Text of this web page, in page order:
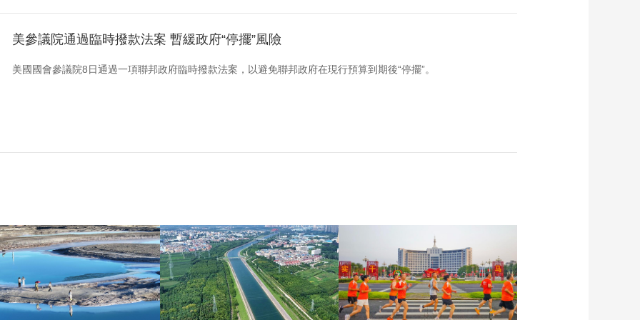
美參議院通過臨時撥款法案 暫緩政府“停擺”風險
美國國會參議院8日通過一項聯邦政府臨時撥款法案，以避免聯邦政府在現行預算到期後“停擺”。